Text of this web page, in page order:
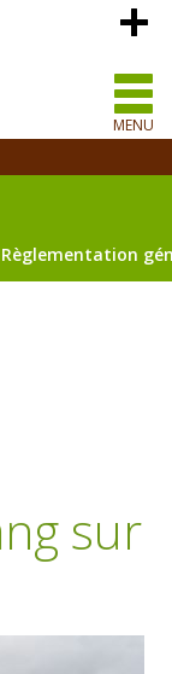
MENU
Règlementation
sur